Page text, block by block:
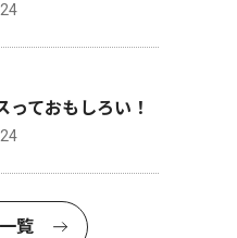
っておもしろい！
覧